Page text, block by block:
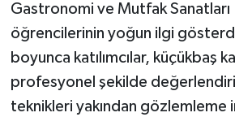
Gastronomi ve Mutfak Sanatları
öğrencilerinin yoğun ilgi
boyunca katılımcılar, küçükbaş
profesyonel şekilde
teknikleri yakından gözlemleme